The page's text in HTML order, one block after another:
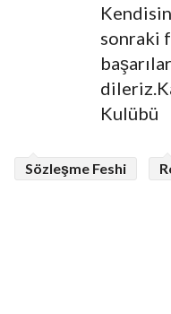
sonraki
başarılar
Kulübü
Sözleşme Feshi